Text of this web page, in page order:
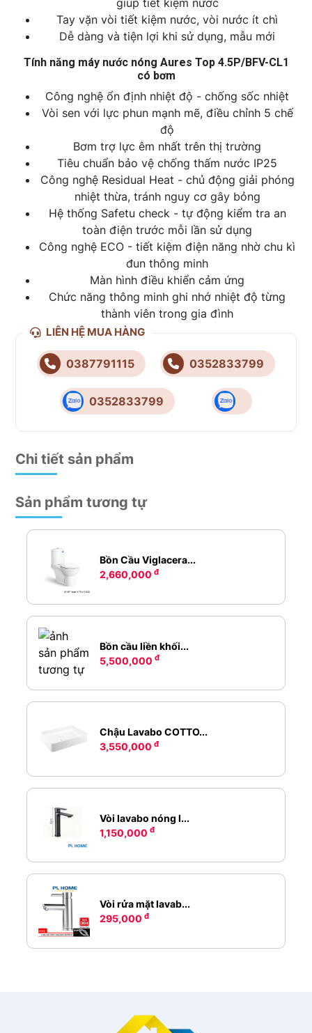
giúp tiết kiệm nước
Tay vặn vòi tiết kiệm nước, vòi nước ít chì
Dễ dàng và tiện lợi khi sử dụng, mẫu mới
Tính năng máy nước nóng Aures Top 4.5P/BFV-CL1
có bơm
Công nghệ ổn định nhiệt độ - chống sốc nhiệt
Vòi sen với lực phun mạnh mẽ, điều chỉnh 5 chế
độ
Bơm trợ lực êm nhất trên thị trường
Tiêu chuẩn bảo vệ chống thấm nước IP25
Công nghệ Residual Heat - chủ động giải phóng
nhiệt thừa, tránh nguy cơ gây bỏng
Hệ thống Safetu check - tự động kiểm tra an
toàn điện trước mỗi lần sử dụng
Công nghệ ECO - tiết kiệm điện năng nhờ chu kì
đun thông minh
Màn hình điều khiển cảm ứng
Chức năng thông minh ghi nhớ nhiệt độ từng
thành viên trong gia đình
LIÊN HỆ MUA HÀNG
0387791115 0352833799
0352833799
Chi tiết sản phẩm
Sản phẩm tương tự
Bồn Cầu Viglacera...
2,660,000đ
Bồn cầu liền khối...
5,500,000đ
Chậu Lavabo COTTO...
3,550,000đ
Vòi lavabo nóng l...
1,150,000đ
Vòi rửa mặt lavab...
295,000đ